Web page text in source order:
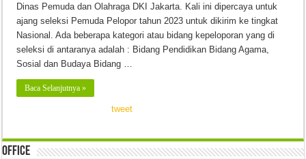
Dinas Pemuda dan Olahraga DKI Jakarta. Kali ini dipercaya untuk
ajang seleksi Pemuda Pelopor tahun 2023 untuk dikirim ke tingkat
Nasional. Ada beberapa kategori atau bidang kepeloporan yang di
seleksi di antaranya adalah : Bidang Pendidikan Bidang Agama,
Sosial dan Budaya Bidang …
Baca Selanjutnya »
tweet
Office